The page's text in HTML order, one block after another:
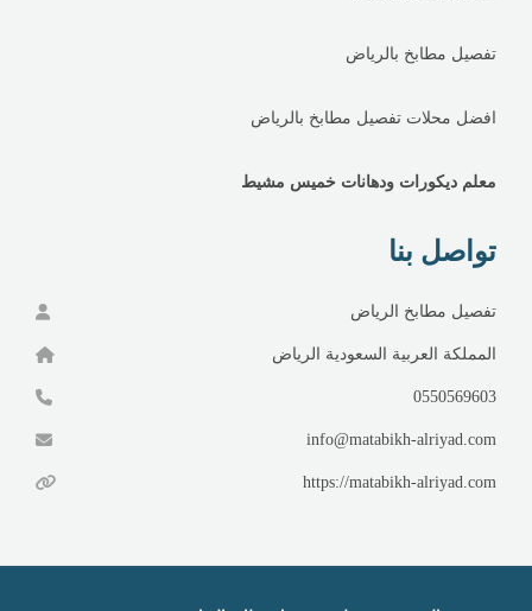
تفصيل مطابخ بالرياض
افضل محلات تفصيل مطابخ بالرياض
معلم ديكورات ودهانات خميس مشيط
تواصل بنا
تفصيل مطابخ الرياض
المملكة العربية السعودية الرياض
0550569603
info@matabikh-alriyad.com
https://matabikh-alriyad.com